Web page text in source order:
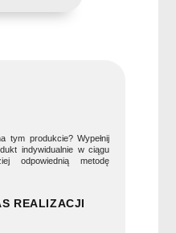
tym produkcie? Wypełnij
indywidualnie w ciągu
odpowiednią metodę
REALIZACJI